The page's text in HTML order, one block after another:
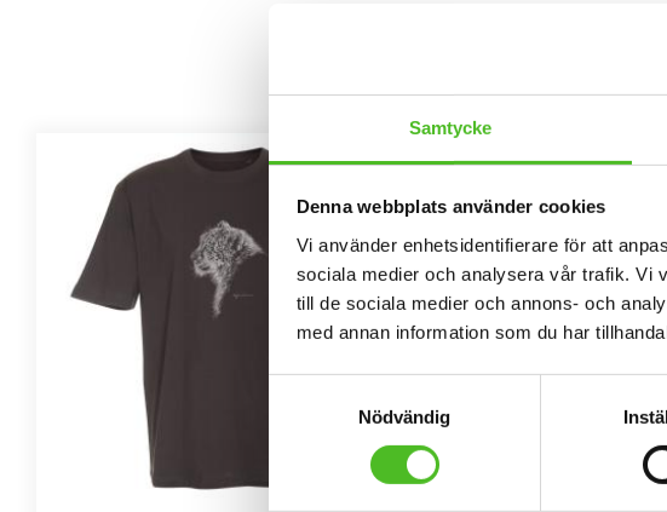
Samtycke
Denna webbplats använder cookies
Vi använder enhetsidentifierare för att
sociala medier och analysera vår trafik. Vi
till de sociala medier och annons- och
med annan information som du har
Nödvändig